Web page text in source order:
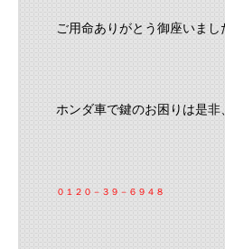
ご用命ありがとう御座いまし
ホンダ車で鍵のお困りは是非
０１２０－３９－６９４８